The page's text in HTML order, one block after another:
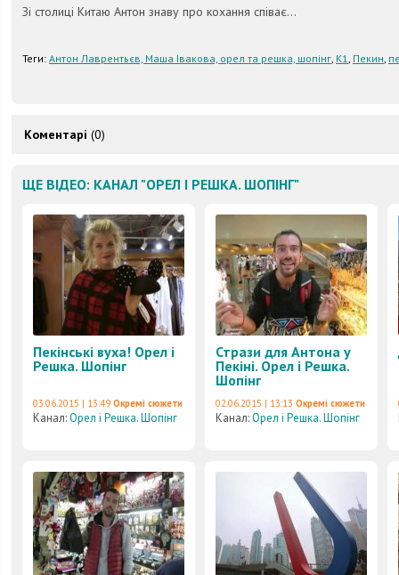
Зі столиці Китаю Антон знаву про кохання співає...
Теги: Антон Лаврентьєв, Маша Івакова, орел та решка, шопінг, К1, Пекин,
Коментарі (0)
ЩЕ ВІДЕО: КАНАЛ "ОРЕЛ І РЕШКА. ШОПІНГ"
Пекінські вуха! Орел і
Решка. Шопінг
03.06.2015 | 13:49 Окремі сюжети
Канал:Орел і Решка. Шопінг
Стрази для Антона у
Пекіні. Орел і Решка.
Шопінг
02.06.2015 | 13:13 Окремі сюжети
Канал:Орел і Решка. Шопінг